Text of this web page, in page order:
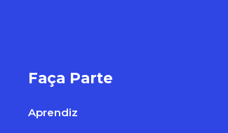
Faça Parte
Aprendiz